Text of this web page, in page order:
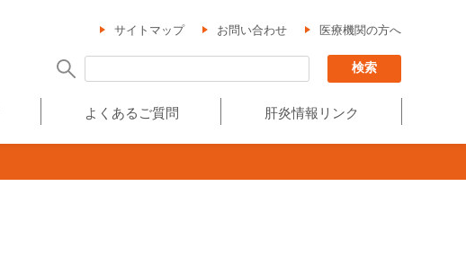
サイトマップ お問い合わせ 医療機関の方へ
よくあるご質問 肝炎情報リンク